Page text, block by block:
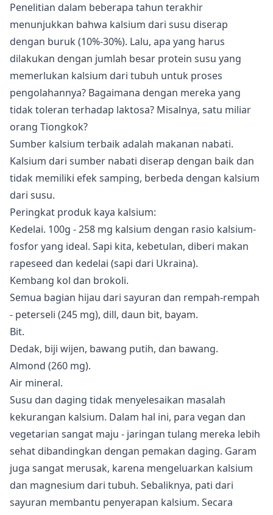
Penelitian dalam beberapa tahun terakhir
menunjukkan bahwa kalsium dari susu diserap
dengan buruk (10%-30%). Lalu, apa yang harus
dilakukan dengan jumlah besar protein susu yang
memerlukan kalsium dari tubuh untuk proses
pengolahannya? Bagaimana dengan mereka yang
tidak toleran terhadap laktosa? Misalnya, satu miliar
orang Tiongkok?
Sumber kalsium terbaik adalah makanan nabati.
Kalsium dari sumber nabati diserap dengan baik dan
tidak memiliki efek samping, berbeda dengan kalsium
dari susu.
Peringkat produk kaya kalsium:
Kedelai. 100g - 258 mg kalsium dengan rasio kalsium-
fosfor yang ideal. Sapi kita, kebetulan, diberi makan
rapeseed dan kedelai (sapi dari Ukraina).
Kembang kol dan brokoli.
Semua bagian hijau dari sayuran dan rempah-rempah
- peterseli (245 mg), dill, daun bit, bayam.
Bit.
Dedak, biji wijen, bawang putih, dan bawang.
Almond (260 mg).
Air mineral.
Susu dan daging tidak menyelesaikan masalah
kekurangan kalsium. Dalam hal ini, para vegan dan
vegetarian sangat maju - jaringan tulang mereka lebih
sehat dibandingkan dengan pemakan daging. Garam
juga sangat merusak, karena mengeluarkan kalsium
dan magnesium dari tubuh. Sebaliknya, pati dari
sayuran membantu penyerapan kalsium. Secara